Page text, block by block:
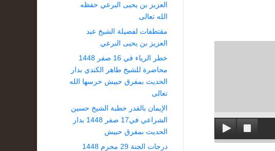
العزيز بن يحيى البرعي حفظه
الله تعالى
مقتطفات لفضيلة الشيخ عبد
العزيز بن يحيى البرعي
خطر الرياء في 16 صفر 1448
محاضرة للشيخ طاهر الكندي بدار
الحديث بمفرق حبيش حرسها الله
تعالى
الإيمان بالقدر خطبة الشيخ حسين
الشراعي في17 صفر 1448 بدار
الحديث بمفرق حبيش
درجات الجنة 29 محرم 1448